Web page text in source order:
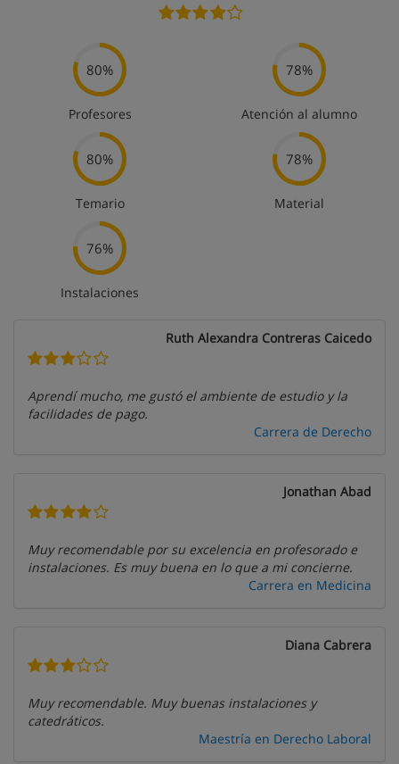
80%
Profesores
78%
Atención al alumno
80%
Temario
78%
Material
76%
Instalaciones
Ruth Alexandra Contreras Caicedo
Aprendí mucho, me gustó el ambiente de estudio y la
facilidades de pago.
Carrera de Derecho
Jonathan Abad
Muy recomendable por su excelencia en profesorado e
instalaciones. Es muy buena en lo que a mi concierne.
Carrera en Medicina
Diana Cabrera
Muy recomendable. Muy buenas instalaciones y
catedráticos.
Maestría en Derecho Laboral